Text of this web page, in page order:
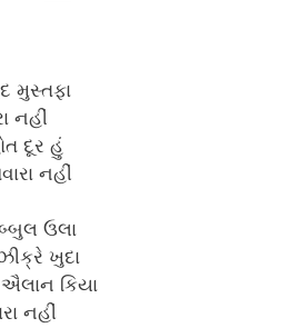
મુસ્તફા
નહીં
દૂર હું
નહીં
ઉલા
ખુદા
કિયા
નહીં